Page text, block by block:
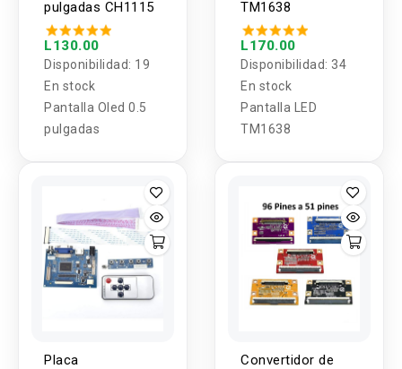
pulgadas CH1115
L130.00
Disponibilidad: 19
En stock
Pantalla Oled 0.5
pulgadas
TM1638
L170.00
Disponibilidad: 34
En stock
Pantalla LED
TM1638
Placa Convertidor de